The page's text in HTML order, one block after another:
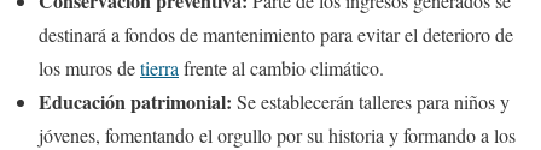
destinará a fondos de mantenimiento para evitar el deterioro de
los muros detierra frente al cambio climático.
Educación patrimonial: Se establecerán talleres para niños y
jóvenes, fomentando el orgullo por su historia y formando a los